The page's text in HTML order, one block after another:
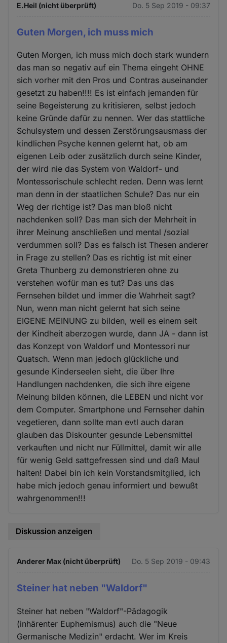
E.Heil (nicht überprüft) Do. 5 Sep 2019 - 09:37
Guten Morgen, ich muss mich
Guten Morgen, ich muss mich doch stark wundern
das man so negativ auf ein Thema eingeht OHNE
sich vorher mit den Pros und Contras auseinander
gesetzt zu haben!!!! Es ist einfach jemanden für
seine Begeisterung zu kritisieren, selbst jedoch
keine Gründe dafür zu nennen. Wer das stattliche
Schulsystem und dessen Zerstörungsausmass der
kindlichen Psyche kennen gelernt hat, ob am
eigenen Leib oder zusätzlich durch seine Kinder,
der wird nie das System von Waldorf- und
Montessorischule schlecht reden. Denn was lernt
man denn in der staatlichen Schule? Das nur ein
Weg der richtige ist? Das man bloß nicht
nachdenken soll? Das man sich der Mehrheit in
ihrer Meinung anschließen und mental /sozial
verdummen soll? Das es falsch ist Thesen anderer
in Frage zu stellen? Das es richtig ist mit einer
Greta Thunberg zu demonstrieren ohne zu
verstehen wofür man es tut? Das uns das
Fernsehen bildet und immer die Wahrheit sagt?
Nun, wenn man nicht gelernt hat sich seine
EIGENE MEINUNG zu bilden, weil es einem seit
der Kindheit aberzogen wurde, dann JA - dann ist
das Konzept von Waldorf und Montessori nur
Quatsch. Wenn man jedoch glückliche und
gesunde Kinderseelen sieht, die über Ihre
Handlungen nachdenken, die sich ihre eigene
Meinung bilden können, die LEBEN und nicht vor
dem Computer. Smartphone und Fernseher dahin
vegetieren, dann sollte man evtl auch daran
glauben das Diskounter gesunde Lebensmittel
verkauften und nicht nur Füllmittel, damit wir alle
für wenig Geld sattgefressen sind und daß Maul
halten! Dabei bin ich kein Vorstandsmitglied, ich
habe mich jedoch genau informiert und bewußt
wahrgenommen!!!
Diskussion anzeigen
Anderer Max (nicht überprüft) Do. 5 Sep 2019 - 09:43
Steiner hat neben "Waldorf"
Steiner hat neben "Waldorf"-Pädagogik
(inhärenter Euphemismus) auch die "Neue
Germanische Medizin" erdacht. Wer im Kreis